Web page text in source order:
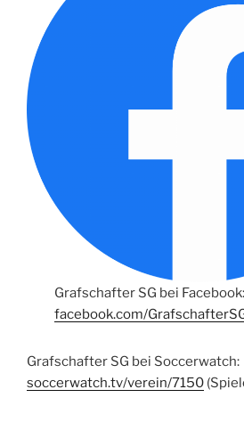
Grafschafter SG bei Facebook:
facebook.com/
Grafschafter SG bei Soccerwatch:
soccerwatch.tv/verein/7150